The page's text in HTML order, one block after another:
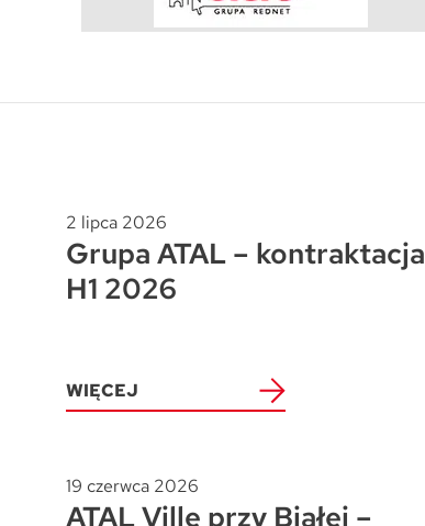
Reda
2 lipca 2026
Grupa ATAL – kontraktacja
H1 2026
WIĘCEJ
19 czerwca 2026
ATAL Ville przy Białej –